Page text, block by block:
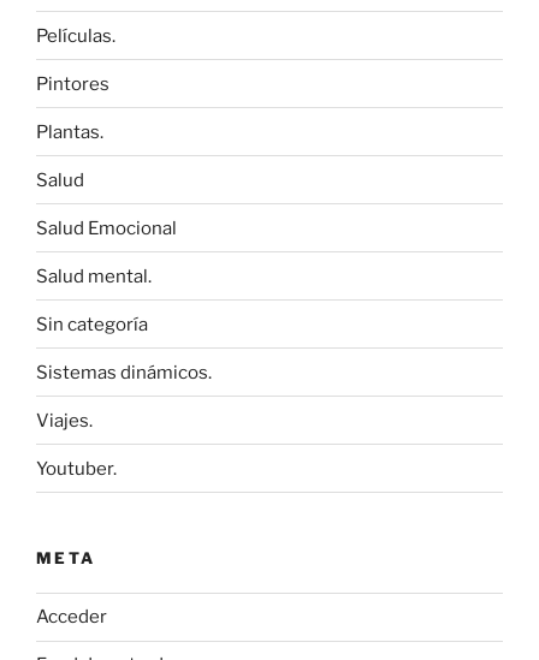
Películas.
Pintores
Plantas.
Salud
Salud Emocional
Salud mental.
Sin categoría
Sistemas dinámicos.
Viajes.
Youtuber.
META
Acceder